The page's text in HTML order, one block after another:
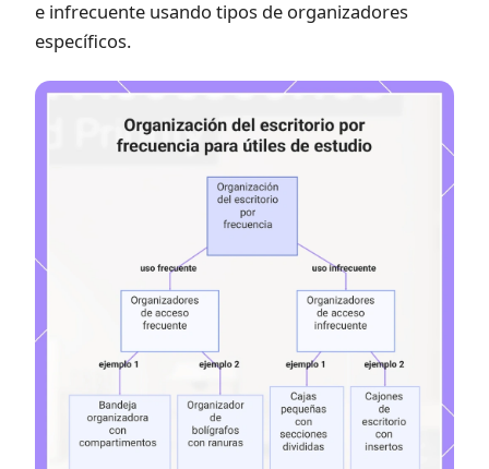
e infrecuente usando tipos de organizadores
específicos.